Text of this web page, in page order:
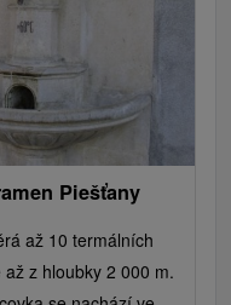
chaty
a kiná v prírode
Piešťany
až 10 termálních
z hloubky 2 000 m.